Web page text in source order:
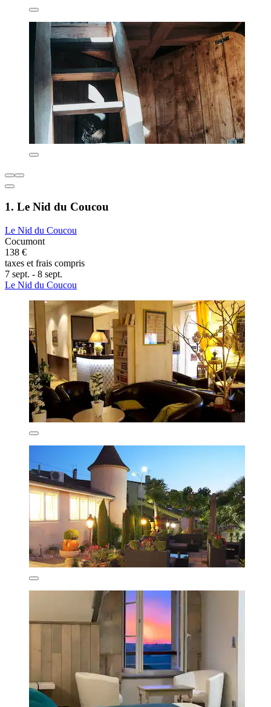
1. Le Nid du Coucou
Le Nid du Coucou
Cocumont
138 €
taxes et frais compris
7 sept. - 8 sept.
Le Nid du Coucou